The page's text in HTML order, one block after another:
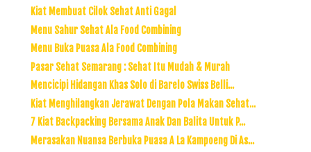
Kiat Membuat Cilok Sehat Anti Gagal
Menu Sahur Sehat Ala Food Combining
Menu Buka Puasa Ala Food Combining
Pasar Sehat Semarang : Sehat Itu Mudah & Murah
Mencicipi Hidangan Khas Solo di Barelo Swiss Belli...
Kiat Menghilangkan Jerawat Dengan Pola Makan Sehat...
7 Kiat Backpacking Bersama Anak Dan Balita Untuk P...
Merasakan Nuansa Berbuka Puasa A La Kampoeng Di As...